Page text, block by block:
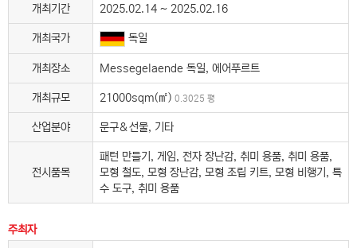
개최기간
2025.02.14 ~ 2025.02.16
개최국가 독일
개최장소 Messegelaende 독일, 에어푸르트
개최규모 21000sqm(㎡) 0.3025 평
산업분야 문구＆선물, 기타
전시품목
패턴 만들기, 게임, 전자 장난감, 취미 용품, 취미 용품,
모형 철도, 모형 장난감, 모형 조립 키트, 모형 비행기, 특
수 도구, 취미 용품
주최자